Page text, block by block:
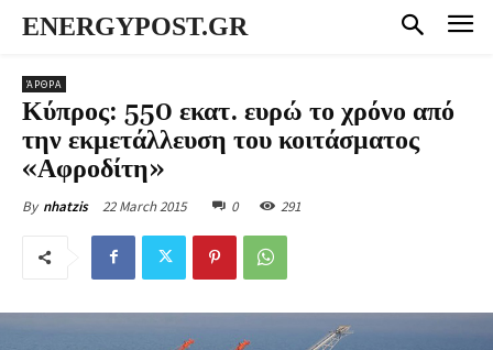
ENERGYPOST.GR
ΆΡΘΡΑ
Κύπρος: 550 εκατ. ευρώ το χρόνο από
την εκμετάλλευση του κοιτάσματος
«Αφροδίτη»
By nhatzis 22 March 2015 0 291